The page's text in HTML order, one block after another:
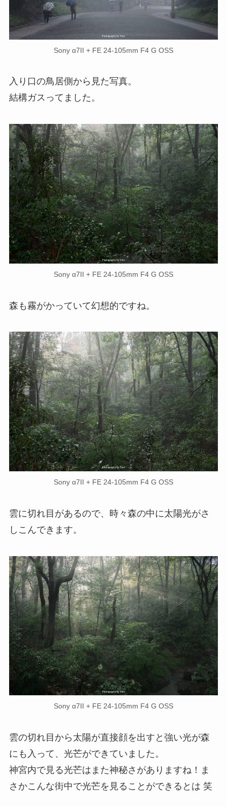
Sony α7II + FE 24-105mm F4 G OSS
入り口の鳥居側から見た写真。
結構ガスってました。
Sony α7II + FE 24-105mm F4 G OSS
森も霧がかっていて幻想的ですね。
Sony α7II + FE 24-105mm F4 G OSS
雲に切れ目があるので、時々森の中に太陽光がさ
しこんできます。
Sony α7II + FE 24-105mm F4 G OSS
雲の切れ目から太陽が直接顔を出すと強い光が森
にも入って、光芒ができていました。
神宮内で見る光芒はまた神秘さがありますね！ま
さかこんな街中で光芒を見ることができるとは 笑